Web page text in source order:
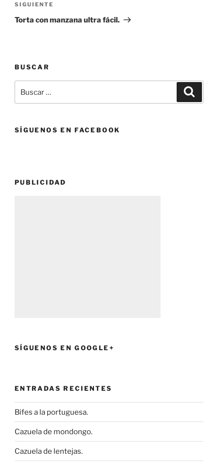
Siguiente
entrada
SIGUIENTE
Torta con manzana ultra fácil.
BUSCAR
por:
SÍGUENOS EN FACEBOOK
PUBLICIDAD
SÍGUENOS EN GOOGLE+
ENTRADAS RECIENTES
Bifes a la portuguesa.
Cazuela de mondongo.
Cazuela de lentejas.